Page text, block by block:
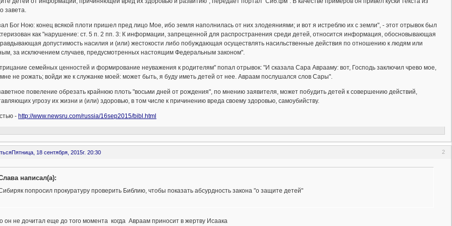
завета.
Бог Ною: конец всякой плоти пришел пред лицо Мое, ибо земля наполнилась от них злодеяниями; и вот я истреблю их с земли", - этот отрывок был
как "нарушение: ст. 5 п. 2 пп. 3: К информации, запрещенной для распространения среди детей, относится информация, обосновывающая
допустимость насилия и (или) жестокости либо побуждающая осуществлять насильственные действия по отношению к людям или
за исключением случаев, предусмотренных настоящим Федеральным законом".
семейных ценностей и формирование неуважения к родителям" попал отрывок: "И сказала Сара Аврааму: вот, Господь заключил чрево мое,
не рожать; войди же к служанке моей: может быть, я буду иметь детей от нее. Авраам послушался слов Сары".
повеление обрезать крайнюю плоть "восьми дней от рождения", по мнению заявителя, может побудить детей к совершению действий,
угрозу их жизни и (или) здоровью, в том числе к причинению вреда своему здоровью, самоубийству.
- http://www.newsru.com/russia/16sep2015/bibl.html
2
Пятница, 18 сентября, 2015г. 20:30
написал(а):
попросил прокуратуру проверить Библию, чтобы показать абсурдность закона "о защите детей"
он не дочитал еще до того момента когда Авраам приносит в жертву Исаака